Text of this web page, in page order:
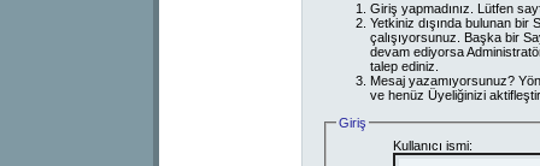
Giriş yapmadınız. Lütfen
Yetkiniz dışında bulunan
çalışıyorsunuz. Başka bir
devam ediyorsa
talep ediniz.
Mesaj yazamıyorsunuz?
ve henüz Üyeliğinizi
Giriş
Kullanıcı ismi: